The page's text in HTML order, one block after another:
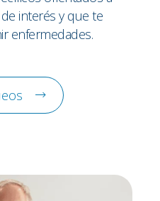
interés y que te
enfermedades.